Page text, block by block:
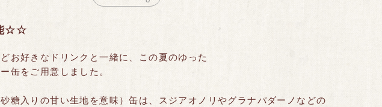
☆☆
お好きなドリンクと一緒に、この夏のゆった
缶をご用意しました。
糖入りの甘い生地を意味）缶は、スジアオノリやグラナパダーノなどの